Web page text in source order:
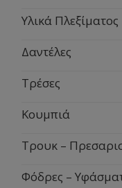
Υλικά Πλεξίματος
Δαντέλες
Τρέσες
Κουμπιά
Τρουκ –
Φόδρες –